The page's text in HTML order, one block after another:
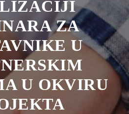
ZA
U
U OKVIRU